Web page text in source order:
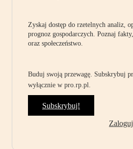
Zyskaj dostęp do rzetelnych analiz,
prognoz gospodarczych. Poznaj
oraz społeczeństwo.
Buduj swoją przewagę. Subskrybuj
wyłącznie w pro.rp.pl.
Subskrybuj!